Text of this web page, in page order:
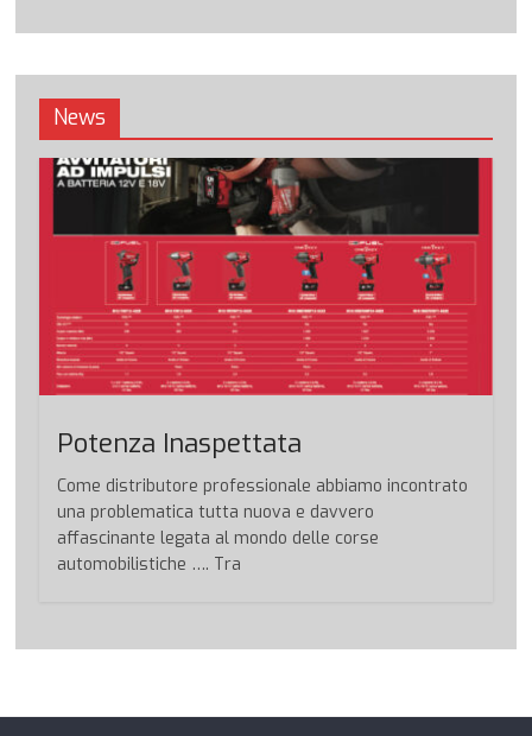
News
Potenza Inaspettata
Come distributore professionale abbiamo incontrato
una problematica tutta nuova e davvero
affascinante legata al mondo delle corse
automobilistiche …. Tra